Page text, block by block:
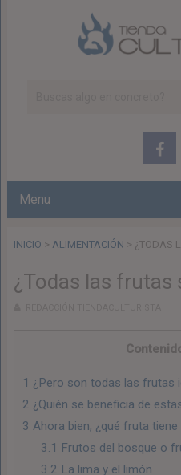
Menu
INICIO > ALIMENTACIÓN > ¿TODAS
¿Todas las frutas
1 ¿Pero son todas las frutas
2 ¿Quién se beneficia de
3 Ahora bien, ¿qué fruta
3.1 Frutos del bosque o
3.2 La lima y el limón